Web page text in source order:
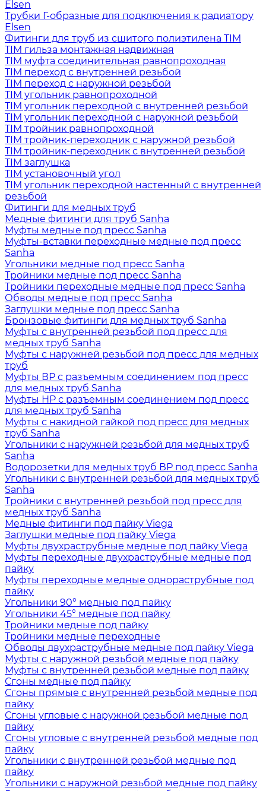
Elsen
Трубки Г-образные для подключения к радиатору
Elsen
Фитинги для труб из сшитого полиэтилена TIM
TIM гильза монтажная надвижная
TIM муфта соединительная равнопроходная
TIM переход с внутренней резьбой
TIM переход с наружной резьбой
TIM угольник равнопроходной
TIM угольник переходной с внутренней резьбой
TIM угольник переходной с наружной резьбой
TIM тройник равнопроходной
TIM тройник-переходник с наружной резьбой
TIM тройник-переходник с внутренней резьбой
TIM заглушка
TIM установочный угол
TIM угольник переходной настенный с внутренней
резьбой
Фитинги для медных труб
Медные фитинги для труб Sanha
Муфты медные под пресс Sanha
Муфты-вставки переходные медные под пресс
Sanha
Угольники медные под пресс Sanha
Тройники медные под пресс Sanha
Тройники переходные медные под пресс Sanha
Обводы медные под пресс Sanha
Заглушки медные под пресс Sanha
Бронзовые фитинги для медных труб Sanha
Муфты с внутренней резьбой под пресс для
медных труб Sanha
Муфты с наружней резьбой под пресс для медных
труб
Муфты ВР с разъемным соединением под пресс
для медных труб Sanha
Муфты НР с разъемным соединением под пресс
для медных труб Sanha
Муфты с накидной гайкой под пресс для медных
труб Sanha
Угольники с наружней резьбой для медных труб
Sanha
Водорозетки для медных труб ВР под пресс Sanha
Угольники с внутренней резьбой для медных труб
Sanha
Тройники с внутренней резьбой под пресс для
медных труб Sanha
Медные фитинги под пайку Viega
Заглушки медные под пайку Viega
Муфты двухраструбные медные под пайку Viega
Муфты переходные двухраструбные медные под
пайку
Муфты переходные медные однораструбные под
пайку
Угольники 90° медные под пайку
Угольники 45° медные под пайку
Тройники медные под пайку
Тройники медные переходные
Обводы двухраструбные медные под пайку Viega
Муфты с наружной резьбой медные под пайку
Муфты с внутренней резьбой медные под пайку
Сгоны медные под пайку
Сгоны прямые с внутренней резьбой медные под
пайку
Сгоны угловые с наружной резьбой медные под
пайку
Сгоны угловые с внутренней резьбой медные под
пайку
Угольники с внутренней резьбой медные под
пайку
Угольники с наружной резьбой медные под пайку